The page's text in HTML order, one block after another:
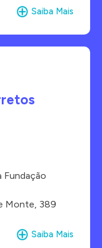
Saiba Mais
Fundação
Monte, 389
Saiba Mais